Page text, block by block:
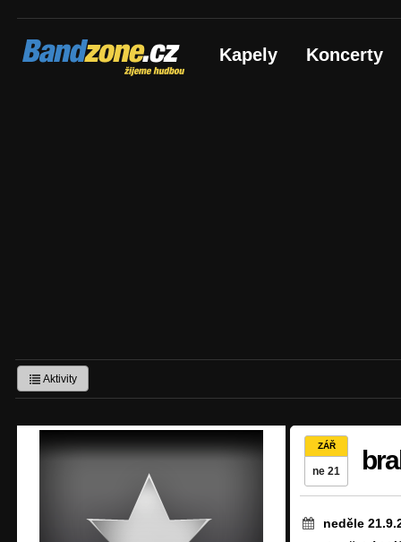
Bandzone.cz
žijeme hudbou Kapely Koncerty
Aktivity
ZÁŘ
ne 21
neděle